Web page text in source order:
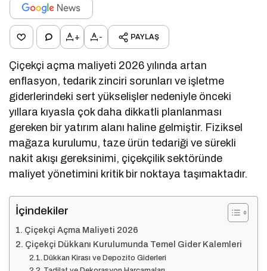
+ - PAYLAŞ
Çiçekçi açma maliyeti 2026 yılında artan
enflasyon, tedarik zinciri sorunları ve işletme
giderlerindeki sert yükselişler nedeniyle önceki
yıllara kıyasla çok daha dikkatli planlanması
gereken bir yatırım alanı haline gelmiştir. Fiziksel
mağaza kurulumu, taze ürün tedariği ve sürekli
nakit akışı gereksinimi, çiçekçilik sektöründe
maliyet yönetimini kritik bir noktaya taşımaktadır.
İçindekiler
Çiçekçi Açma Maliyeti 2026
Çiçekçi Dükkanı Kurulumunda Temel Gider Kalemleri
Dükkan Kirası ve Depozito Giderleri